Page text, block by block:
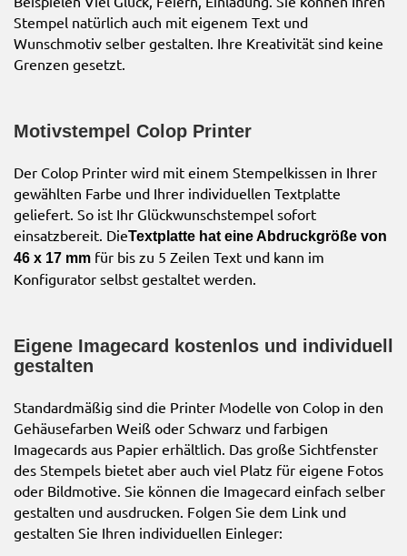
Stempel natürlich auch mit eigenem Text und
Wunschmotiv selber gestalten. Ihre Kreativität sind keine
Grenzen gesetzt.
Motivstempel Colop Printer
Der Colop Printer wird mit einem Stempelkissen in Ihrer
gewählten Farbe und Ihrer individuellen Textplatte
geliefert. So ist Ihr Glückwunschstempel sofort
einsatzbereit. DieTextplatte hat eine Abdruckgröße von
46 x 17 mm für bis zu 5 Zeilen Text und kann im
Konfigurator selbst gestaltet werden.
Eigene Imagecard kostenlos und individuell
gestalten
Standardmäßig sind die Printer Modelle von Colop in den
Gehäusefarben Weiß oder Schwarz und farbigen
Imagecards aus Papier erhältlich. Das große Sichtfenster
des Stempels bietet aber auch viel Platz für eigene Fotos
oder Bildmotive. Sie können die Imagecard einfach selber
gestalten und ausdrucken. Folgen Sie dem Link und
gestalten Sie Ihren individuellen Einleger: